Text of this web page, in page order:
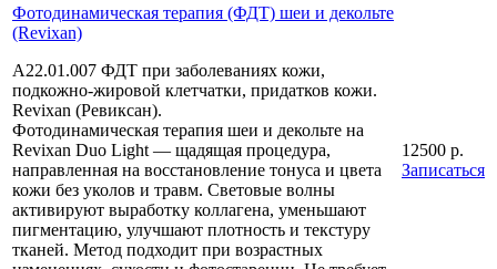
Фотодинамическая терапия (ФДТ) шеи и декольте
(Revixan)
А22.01.007 ФДТ при заболеваниях кожи,
подкожно-жировой клетчатки, придатков кожи.
Revixan (Ревиксан).
Фотодинамическая терапия шеи и декольте на
Revixan Duo Light — щадящая процедура,
направленная на восстановление тонуса и цвета
кожи без уколов и травм. Световые волны
активируют выработку коллагена, уменьшают
пигментацию, улучшают плотность и текстуру
тканей. Метод подходит при возрастных
12500 р.
Записаться